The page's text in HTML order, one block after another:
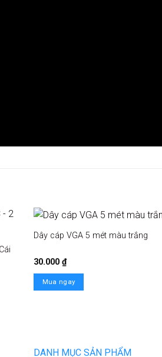
Dây cáp VGA 5 mét màu trắng
30.000 ₫
Mua ngay
DANH MỤC SẢN PHẨM